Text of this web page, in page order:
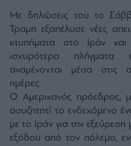
Με δηλώσεις του το
Τραμπ εξαπέλυσε νέες
κτυπήματα στο Ιράν
ισχυρότερα
αναμένονται μέσα στις
ημέρες.
Ο Αμερικανός πρόεδρος,
ασυζητητί το ενδεχόμενο
με το Ιράν για την εξεύρεση
εξόδου από τον πόλεμο,